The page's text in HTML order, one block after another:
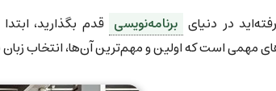
در دنیای برنامه‌نویسی قدم بگذارید،
مهمی است که اولین و مهم‌ترین آن‌ها، انتخاب